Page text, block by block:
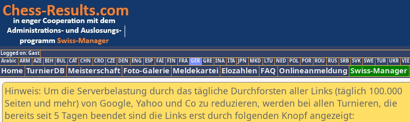
Logged on: Gast
Arabic ARM AZE BIH BUL CAT CHN CRO CZE DEN ENG ESP FAI FIN FRA GER GRE INA ITA JPN MKD LTU NED POL POR ROU RUS SRB SVK SWE TUR UKR VIE
Home TurnierDB Meisterschaft Foto-Galerie Meldekartei Elozahlen FAQ Onlineanmeldung Swiss-Manager
Hinweis: Um die Serverbelastung durch das tägliche Durchforsten aller Links (täglich 100.000
Seiten und mehr) von Google, Yahoo und Co zu reduzieren, werden bei allen Turnieren, die
bereits seit 5 Tagen beendet sind die Links erst durch folgenden Knopf angezeigt: